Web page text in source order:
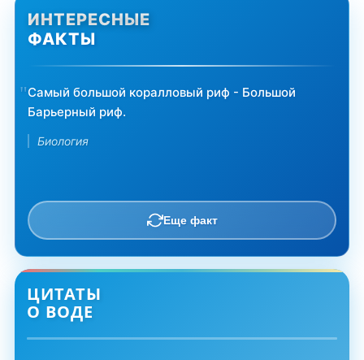
ИНТЕРЕСНЫЕ
ФАКТЫ
Самый большой коралловый риф - Большой
Барьерный риф.
Биология
Еще факт
ЦИТАТЫ
О ВОДЕ